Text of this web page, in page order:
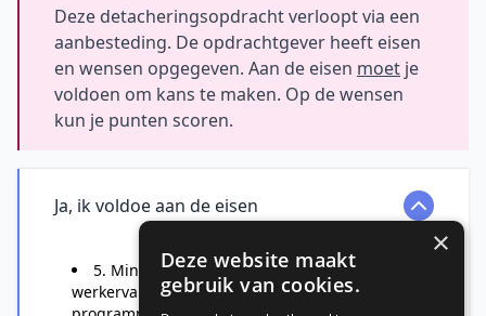
Deze detacheringsopdracht verloopt via een
aanbesteding. De opdrachtgever heeft eisen
en wensen opgegeven. Aan de eisen moet je
voldoen om kans te maken. Op de wensen
kun je punten scoren.
Ja, ik voldoe aan de eisen
5. Minimaal 3 jaar aantoonbare
werkervaring als projectbeheersing,
×
Deze website maakt
gebruik van cookies.